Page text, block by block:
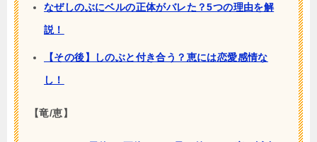
なぜしのぶにベルの正体がバレた？5つの理由を解
説！
【その後】しのぶと付き合う？恵には恋愛感情な
し！
【竜/恵】